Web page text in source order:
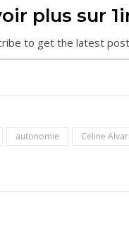
plus sur
to get the latest
autonomie Celine